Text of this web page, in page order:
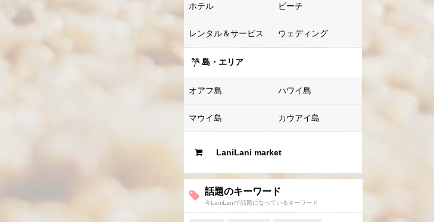
ホテル ビーチ
レンタル＆サービス ウェディング
島・エリア
オアフ島 ハワイ島
マウイ島 カウアイ島
LaniLani market
話題のキーワード
今LaniLaniで話題になっているキーワード